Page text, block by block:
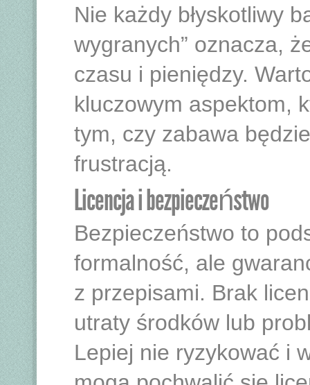
Nie każdy błyskotliwy
wygranych” oznacza,
czasu i pieniędzy.
kluczowym aspektom,
tym, czy zabawa
frustracją.
Licencja i bezpieczeństwo
Bezpieczeństwo to
formalność, ale
z przepisami. Brak
utraty środków lub
Lepiej nie ryzykować i